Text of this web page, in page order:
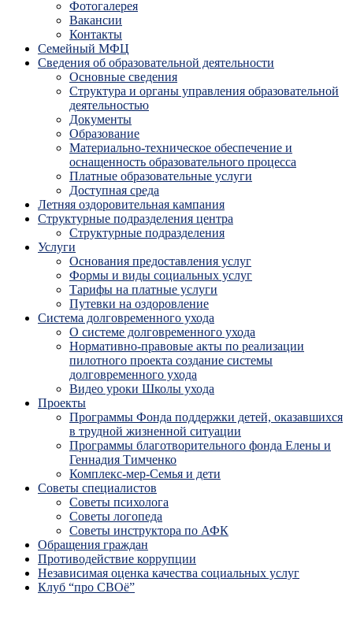
Фотогалерея
Вакансии
Контакты
Семейный МФЦ
Сведения об образовательной деятельности
Основные сведения
Структура и органы управления образовательной
деятельностью
Документы
Образование
Материально-техническое обеспечение и
оснащенность образовательного процесса
Платные образовательные услуги
Доступная среда
Летняя оздоровительная кампания
Структурные подразделения центра
Структурные подразделения
Услуги
Основания предоставления услуг
Формы и виды социальных услуг
Тарифы на платные услуги
Путевки на оздоровление
Система долговременного ухода
О системе долговременного ухода
Нормативно-правовые акты по реализации
пилотного проекта создание системы
долговременного ухода
Видео уроки Школы ухода
Проекты
Программы Фонда поддержки детей, оказавшихся
в трудной жизненной ситуации
Программы благотворительного фонда Елены и
Геннадия Тимченко
Комплекс-мер-Семья и дети
Советы специалистов
Советы психолога
Советы логопеда
Советы инструктора по АФК
Обращения граждан
Противодействие коррупции
Независимая оценка качества социальных услуг
Клуб “про СВОё”